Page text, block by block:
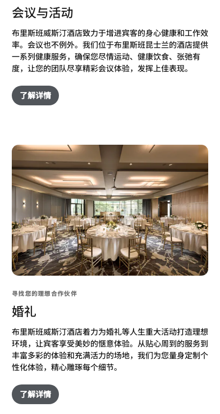
会议与活动
布里斯班威斯汀酒店致力于增进宾客的身心健康和工作效
率。会议也不例外。我们位于布里斯班昆士兰的酒店提供
一系列健康服务，确保您尽情运动、健康饮食、张弛有
度，让您的团队尽享精彩会议体验，发挥上佳表现。
了解详情
寻找您的理想合作伙伴
婚礼
布里斯班威斯汀酒店着力为婚礼等人生重大活动打造理想
环境，让宾客享受美妙的惬意体验。从贴心周到的服务到
丰富多彩的体验和充满活力的场地，我们为您量身定制个
性化体验，精心雕琢每个细节。
了解详情